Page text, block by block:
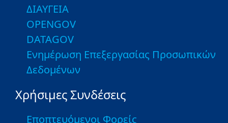
ΔΙΑΥΓΕΙΑ
OPENGOV
DATAGOV
Ενημέρωση Επεξεργασίας Προσωπικών
Δεδομένων
Χρήσιμες Συνδέσεις
Εποπτευόμενοι Φορείς